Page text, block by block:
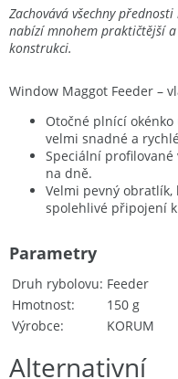
Zachovává všechny
nabízí mnohem praktičtější
konstrukci.
Window Maggot Feeder –
Otočné plnící
velmi snadné a
Speciální
na dně.
Velmi pevný obratlík,
spolehlivé připojení
Druh rybolovu Feeder
Hmotnost
150 g
Výrobce
KORUM
Parametry
Alternativní